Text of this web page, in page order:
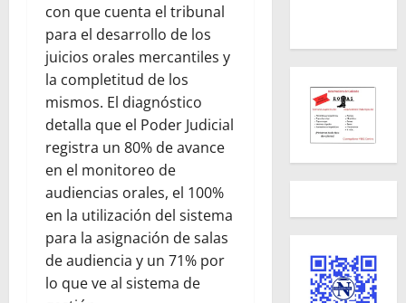
con que cuenta el tribunal
para el desarrollo de los
juicios orales mercantiles y
la completitud de los
mismos. El diagnóstico
detalla que el Poder Judicial
registra un 80% de avance
en el monitoreo de
audiencias orales, el 100%
en la utilización del sistema
para la asignación de salas
de audiencia y un 71% por
lo que ve al sistema de